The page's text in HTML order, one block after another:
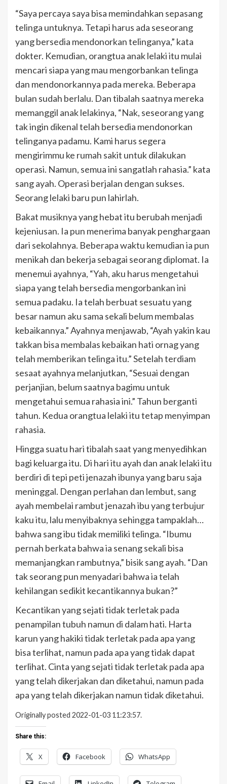
“Saya percaya saya bisa memindahkan sepasang
telinga untuknya. Tetapi harus ada seseorang
yang bersedia mendonorkan telinganya,” kata
dokter. Kemudian, orangtua anak lelaki itu mulai
mencari siapa yang mau mengorbankan telinga
dan mendonorkannya pada mereka. Beberapa
bulan sudah berlalu. Dan tibalah saatnya mereka
memanggil anak lelakinya, “Nak, seseorang yang
tak ingin dikenal telah bersedia mendonorkan
telinganya padamu. Kami harus segera
mengirimmu ke rumah sakit untuk dilakukan
operasi. Namun, semua ini sangatlah rahasia.” kata
sang ayah. Operasi berjalan dengan sukses.
Seorang lelaki baru pun lahirlah.
Bakat musiknya yang hebat itu berubah menjadi
kejeniusan. Ia pun menerima banyak penghargaan
dari sekolahnya. Beberapa waktu kemudian ia pun
menikah dan bekerja sebagai seorang diplomat. Ia
menemui ayahnya, “Yah, aku harus mengetahui
siapa yang telah bersedia mengorbankan ini
semua padaku. Ia telah berbuat sesuatu yang
besar namun aku sama sekali belum membalas
kebaikannya.” Ayahnya menjawab, “Ayah yakin kau
takkan bisa membalas kebaikan hati ornag yang
telah memberikan telinga itu.” Setelah terdiam
sesaat ayahnya melanjutkan, “Sesuai dengan
perjanjian, belum saatnya bagimu untuk
mengetahui semua rahasia ini.” Tahun berganti
tahun. Kedua orangtua lelaki itu tetap menyimpan
rahasia.
Hingga suatu hari tibalah saat yang menyedihkan
bagi keluarga itu. Di hari itu ayah dan anak lelaki itu
berdiri di tepi peti jenazah ibunya yang baru saja
meninggal. Dengan perlahan dan lembut, sang
ayah membelai rambut jenazah ibu yang terbujur
kaku itu, lalu menyibaknya sehingga tampaklah…
bahwa sang ibu tidak memiliki telinga. “Ibumu
pernah berkata bahwa ia senang sekali bisa
memanjangkan rambutnya,” bisik sang ayah. “Dan
tak seorang pun menyadari bahwa ia telah
kehilangan sedikit kecantikannya bukan?”
Kecantikan yang sejati tidak terletak pada
penampilan tubuh namun di dalam hati. Harta
karun yang hakiki tidak terletak pada apa yang
bisa terlihat, namun pada apa yang tidak dapat
terlihat. Cinta yang sejati tidak terletak pada apa
yang telah dikerjakan dan diketahui, namun pada
apa yang telah dikerjakan namun tidak diketahui.
Originally posted 2022-01-03 11:23:57.
Share this:
X Facebook WhatsApp